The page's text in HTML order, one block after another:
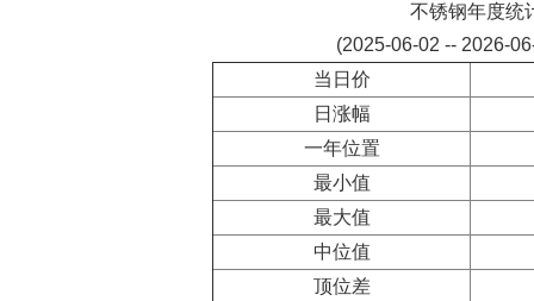
不锈钢年度统
(2025-06-02 -- 2026-
当日价
日涨幅
一年位置
最小值
最大值
中位值
顶位差